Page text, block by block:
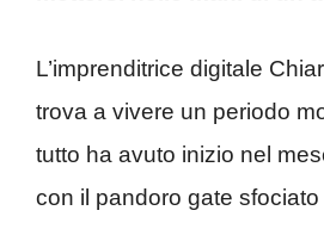
L’imprenditrice digitale
trova a vivere un periodo
tutto ha avuto inizio nel
con il pandoro gate